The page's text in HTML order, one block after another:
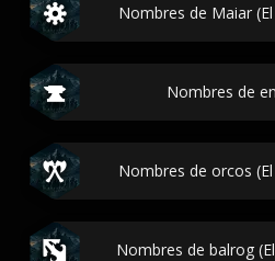
Nombres de Maiar
Nombres de
Nombres de orcos
Nombres de balrog